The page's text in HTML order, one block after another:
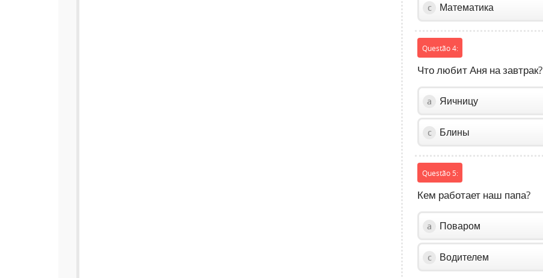
c Математика
Questão 4:
Что любит Аня на завтрак?
a Яичницу
c Блины
Questão 5:
Кем работает наш папа?
a Поваром
c Водителем